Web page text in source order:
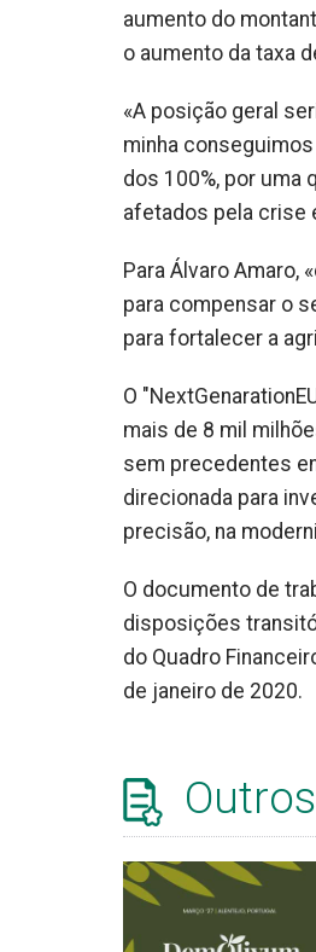
aumento do
o aumento da taxa
«A posição geral
minha
dos 100%, por
afetados pela crise
Para Álvaro Amaro,
para compensar o
para fortalecer a
O
mais de 8 mil
sem precedentes
direcionada para
precisão, na
O documento de
disposições
do Quadro
de janeiro de 2020.